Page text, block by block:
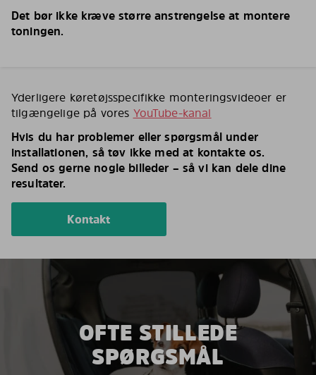
Det bør ikke kræve større anstrengelse at montere
toningen.
Yderligere køretøjsspecifikke monteringsvideoer er
tilgængelige på vores YouTube-kanal
Hvis du har problemer eller spørgsmål under
installationen, så tøv ikke med at kontakte os.
Send os gerne nogle billeder – så vi kan dele dine
resultater.
Kontakt
OFTE STILLEDE
SPØRGSMÅL